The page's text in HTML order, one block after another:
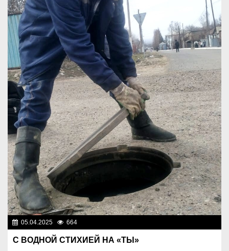
05.04.2025 664
С ВОДНОЙ СТИХИЕЙ НА «ТЫ»